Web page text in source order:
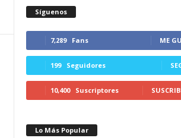
Síguenos
7,289 Fans ME
199 Seguidores
10,400 Suscriptores
Lo Más Popular